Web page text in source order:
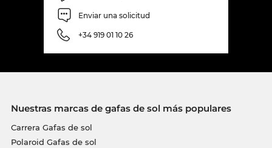
Enviar una solicitud
+34 919 01 10 26
Nuestras marcas de gafas de sol más populares
Carrera Gafas de sol
Polaroid Gafas de sol